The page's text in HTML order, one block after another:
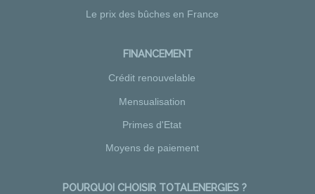
Le prix des bûches en France
FINANCEMENT
Crédit renouvelable
Mensualisation
Primes d'Etat
Moyens de paiement
POURQUOI CHOISIR TOTALENERGIES ?